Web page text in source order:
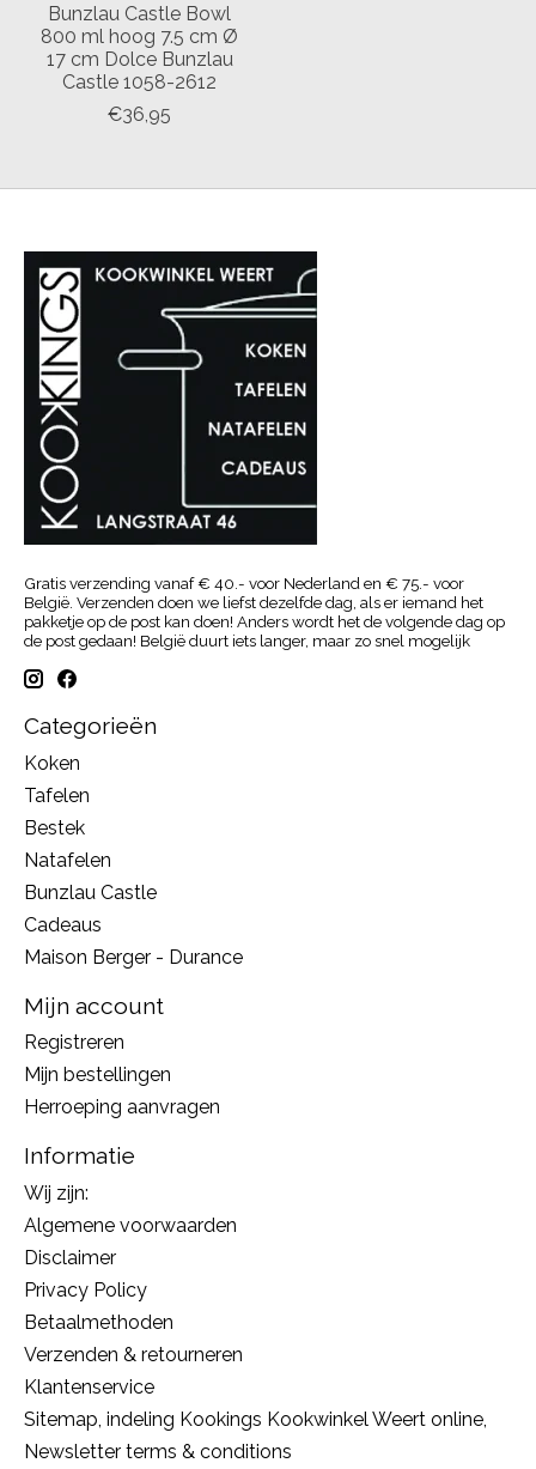
Bunzlau Castle Bowl
800 ml hoog 7.5 cm Ø
17 cm Dolce Bunzlau
Castle 1058-2612
€36,95
Gratis verzending vanaf € 40.- voor Nederland en € 75.- voor
België. Verzenden doen we liefst dezelfde dag, als er iemand het
pakketje op de post kan doen! Anders wordt het de volgende dag op
de post gedaan! België duurt iets langer, maar zo snel mogelijk
Categorieën
Koken
Tafelen
Bestek
Natafelen
Bunzlau Castle
Cadeaus
Maison Berger - Durance
Mijn account
Registreren
Mijn bestellingen
Herroeping aanvragen
Informatie
Wij zijn:
Algemene voorwaarden
Disclaimer
Privacy Policy
Betaalmethoden
Verzenden & retourneren
Klantenservice
Sitemap, indeling Kookings Kookwinkel Weert online,
Newsletter terms & conditions